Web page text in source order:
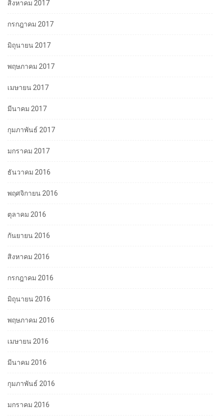
สิงหาคม 2017
กรกฎาคม 2017
มิถุนายน 2017
พฤษภาคม 2017
เมษายน 2017
มีนาคม 2017
กุมภาพันธ์ 2017
มกราคม 2017
ธันวาคม 2016
พฤศจิกายน 2016
ตุลาคม 2016
กันยายน 2016
สิงหาคม 2016
กรกฎาคม 2016
มิถุนายน 2016
พฤษภาคม 2016
เมษายน 2016
มีนาคม 2016
กุมภาพันธ์ 2016
มกราคม 2016